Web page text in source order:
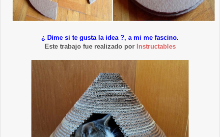
¿ Dime si te gusta la idea ?, a mi me fascino.
Este trabajo fue realizado porInstructables